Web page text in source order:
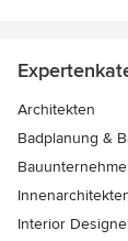
Architekten
Badplanung &
Interior